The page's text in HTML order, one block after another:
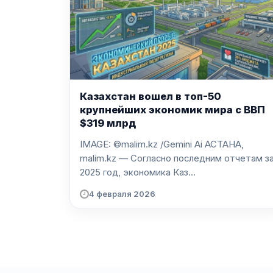
Казахстан вошел в топ-50
крупнейших экономик мира с ВВП
$319 млрд
IMAGE: ©malim.kz /Gemini Ai АСТАНА,
malim.kz — Согласно последним отчетам
2025 год, экономика Каз...
4 февраля 2026